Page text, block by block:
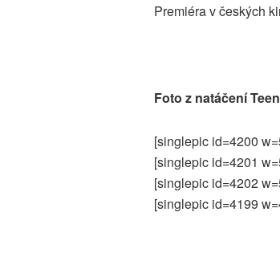
Premiéra v českých
Foto z natáčení
[singlepic id=4200
[singlepic id=4201
[singlepic id=4202
[singlepic id=4199